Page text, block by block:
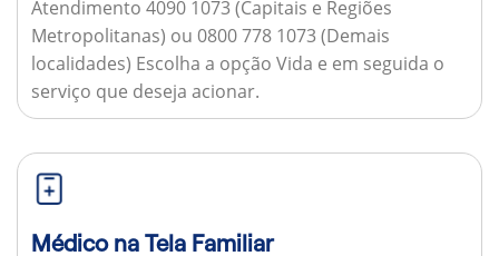
Atendimento 4090 1073 (Capitais e Regiões
Metropolitanas) ou 0800 778 1073 (Demais
localidades) Escolha a opção Vida e em seguida o
serviço que deseja acionar.
Médico na Tela Familiar